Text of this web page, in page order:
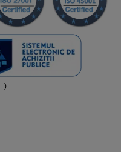
)